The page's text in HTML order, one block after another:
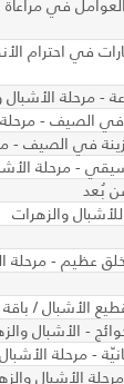
جميع العوامل في
والخيارات في
بُعد
والزهرات
الأشبال /
- الأشبال